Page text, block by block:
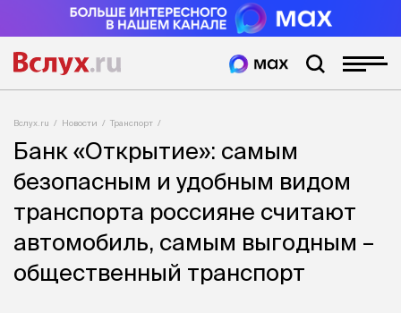
Вслух.ru Новости Транспорт
Банк «Открытие»: самым
безопасным и удобным видом
транспорта россияне считают
автомобиль, самым выгодным –
общественный транспорт